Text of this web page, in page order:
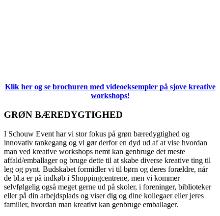
Klik her og se brochuren med videoeksempler på sjove kreative
workshops!
GRØN BÆREDYGTIGHED
I Schouw Event har vi stor fokus på grøn bæredygtighed og
innovativ tankegang og vi gør derfor en dyd ud af at vise hvordan
man ved kreative workshops nemt kan genbruge det meste
affald/emballager og bruge dette til at skabe diverse kreative ting til
leg og pynt. Budskabet formidler vi til børn og deres forældre, når
de bl.a er på indkøb i Shoppingcentrene, men vi kommer
selvfølgelig også meget gerne ud på skoler, i foreninger, biblioteker
eller på din arbejdsplads og viser dig og dine kollegaer eller jeres
familier, hvordan man kreativt kan genbruge emballager.